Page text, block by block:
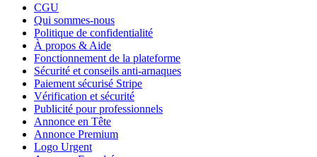
CGU
Qui sommes-nous
Politique de confidentialité
À propos & Aide
Fonctionnement de la plateforme
Sécurité et conseils anti-arnaques
Paiement sécurisé Stripe
Vérification et sécurité
Publicité pour professionnels
Annonce en Tête
Annonce Premium
Logo Urgent